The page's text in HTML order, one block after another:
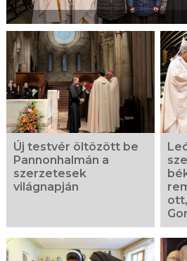
Új testvér öltözött be
Pannonhalmán a
szerzetesek
világnapján